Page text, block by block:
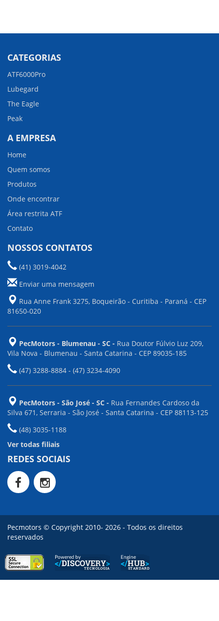
CATEGORIAS
ATF6000Pro
Lubegard
The Eagle
Peak
A EMPRESA
Home
Quem somos
Produtos
Onde encontrar
Área restrita ATF
Contato
NOSSOS CONTATOS
(41) 3019-4042
Enviar uma mensagem
Rua Anne Frank 3275, Boqueirão - Curitiba - Paraná - CEP
81650-020
PecMotors - Blumenau - SC - Rua Doutor Fúlvio Luz 209,
Vila Nova - Blumenau - Santa Catarina - CEP 89035-185
(47) 3288-8884 - (47) 3234-4090
PecMotors - São José - SC - Rua Fernandes Cardoso da
Silva 671, Serraria - São José - Santa Catarina - CEP 88113-125
(48) 3035-1188
Ver todas filiais
REDES SOCIAIS
Pecmotors © Copyright 2010- 2026 - Todos os direitos
reservados